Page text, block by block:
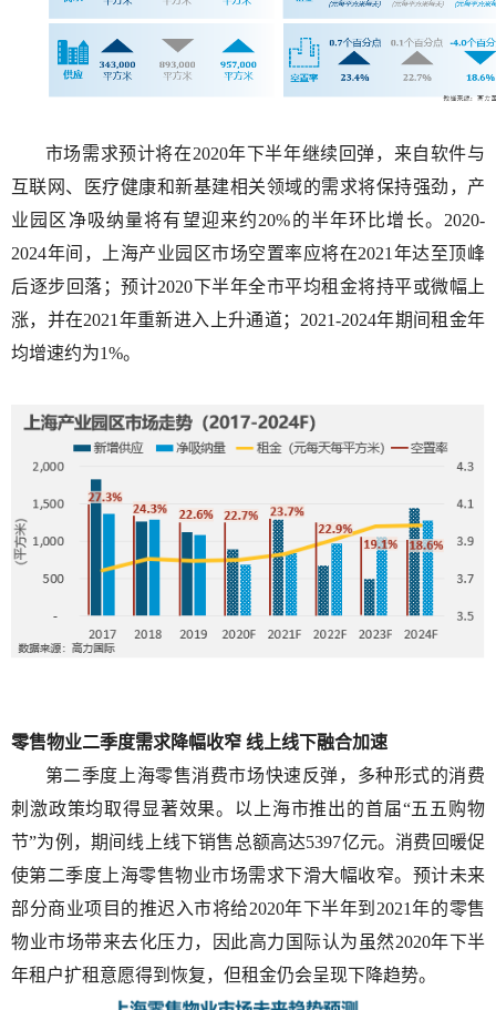
市场需求预计将在2020年下半年继续回弹，来自软件与
互联网、医疗健康和新基建相关领域的需求将保持强劲，产
业园区净吸纳量将有望迎来约20%的半年环比增长。 2020-
2024年间，上海产业园区市场空置率应将在2021 年达至顶峰
后逐步回落；预计2020下半年全市平均租金将持平或微幅上
涨，并在2021 年重新进入上升通道； 2021-2024年期间租金年
均增速约为1%。
零售物业二季度需求降幅收窄 线上线下融合加速
第二季度上海零售消费市场快速反弹，多种形式的消费
刺激政策均取得显著效果。以上海市推出的首届“五五购物
节”为例，期间线上线下销售总额高达5397亿元。消费回暖促
使第二季度上海零售物业市场需求下滑大幅收窄。预计未来
部分商业项目的推迟入市将给2020年下半年到 2021年的零售
物业市场带来去化压力，因此高力国际认为虽然2020年下半
年租户扩租意愿得到恢复，但租金仍会呈现下降趋势。